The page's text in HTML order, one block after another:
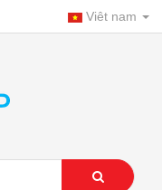
Viêt nam